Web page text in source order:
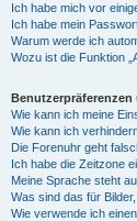
Ich habe mich vor
Ich habe mein
Warum werde ich
Wozu ist die Funktion
Wie kann ich meine
Wie kann ich
Die Forenuhr geht
Ich habe die Zeitzone
Meine Sprache steht
Was sind das für
Wie verwende ich